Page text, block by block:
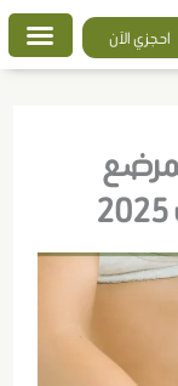
احجزي الآن